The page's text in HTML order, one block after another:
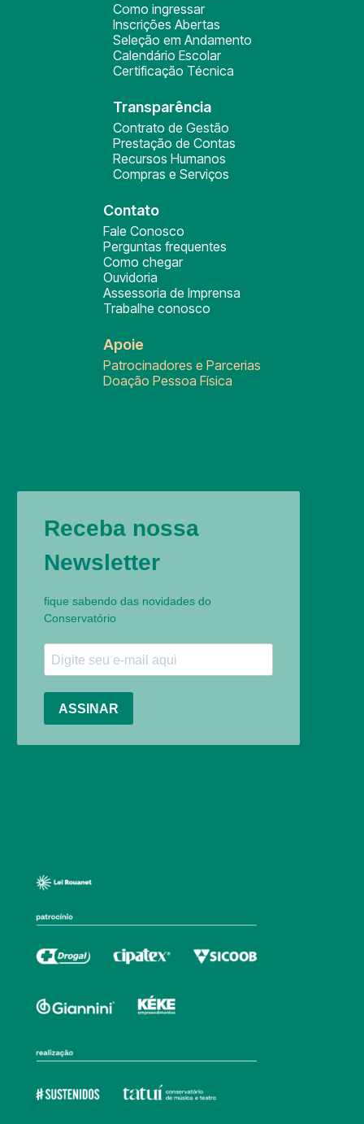
Como ingressar
Inscrições Abertas
Seleção em Andamento
Calendário Escolar
Certificação Técnica
Transparência
Contrato de Gestão
Prestação de Contas
Recursos Humanos
Compras e Serviços
Contato
Fale Conosco
Perguntas frequentes
Como chegar
Ouvidoria
Assessoria de Imprensa
Trabalhe conosco
Apoie
Patrocinadores e Parcerias
Doação Pessoa Física